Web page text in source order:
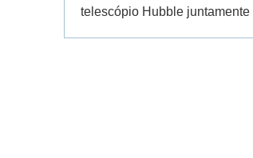
telescópio Hubble juntamente